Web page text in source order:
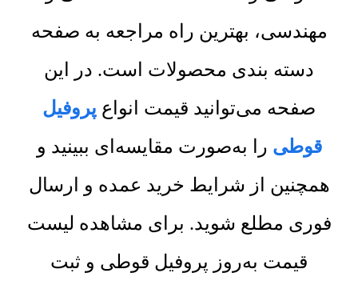
مهندسی، بهترین راه مراجعه به صفحه
دسته بندی محصولات است. در این
صفحه می‌توانید قیمت انواع پروفیل
قوطی را به‌صورت مقایسه‌ای ببینید و
همچنین از شرایط خرید عمده و ارسال
فوری مطلع شوید. برای مشاهده لیست
قیمت به‌روز پروفیل قوطی و ثبت